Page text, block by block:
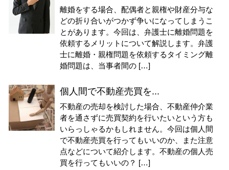
離婚をする場合、配偶者と親権や財産分与な
どの折り合いがつかず争いになってしまうこ
とがあります。今回は、弁護士に離婚問題を
依頼するメリットについて解説します。弁護
士に離婚・親権問題を依頼するタイミング離
婚問題は、当事者間の […]
個人間で不動産売買を...
不動産の売却を検討した場合、不動産仲介業
者を通さずに売買契約を行いたいという方も
いらっしゃるかもしれません。今回は個人間
で不動産売買を行ってもいいのか、また注意
点などについて紹介します。不動産の個人売
買を行ってもいいの？ […]